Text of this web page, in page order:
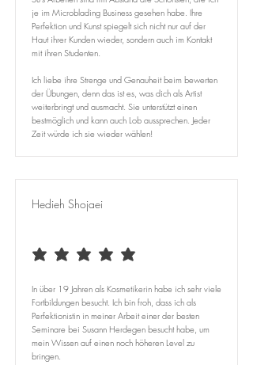
je im Microblading Business gesehen habe. Ihre
Perfektion und Kunst spiegelt sich nicht nur auf der
Haut ihrer Kunden wieder, sondern auch im Kontakt
mit ihren Studenten.
Ich liebe ihre Strenge und Genauheit beim bewerten
der Übungen, denn das ist es, was dich als Artist
weiterbringt und ausmacht. Sie unterstützt einen
bestmöglich und kann auch Lob aussprechen. Jeder
Zeit würde ich sie wieder wählen!
Hedieh Shojaei
durchschnittliches Rating ist 5 von 5
In über 19 Jahren als Kosmetikerin habe ich sehr viele
Fortbildungen besucht. Ich bin froh, dass ich als
Perfektionistin in meiner Arbeit einer der besten
Seminare bei Susann Herdegen besucht habe, um
mein Wissen auf einen noch höheren Level zu
bringen.